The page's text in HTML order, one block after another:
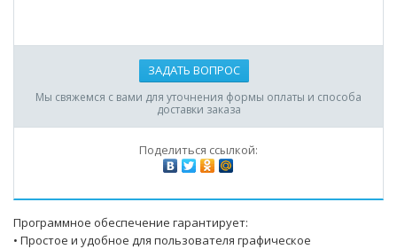
ЗАДАТЬ ВОПРОС
Мы свяжемся с вами для уточнения формы оплаты и способа
доставки заказа
Поделиться ссылкой:
Программное обеспечение гарантирует:
• Простое и удобное для пользователя графическое